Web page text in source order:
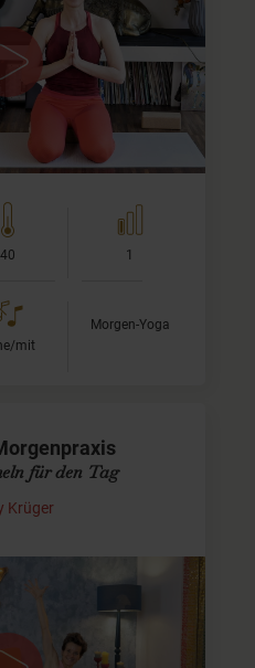
Start in den Tag –
angeleitet
Morgenpraxis lade
sanft zu aktivieren und
in…
40 1
mit
Morgen-Yoga
für den Tag
Krüger
für neue Kraft
bringen wir
Körper. Wir nutzen die